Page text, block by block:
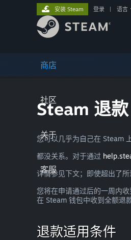
商店
社区
关于
客服
安装 Steam 登录 语言
Steam 退款
您可以几乎为自己在 Steam
都没关系。对于通过
详情参见下文；即使超出了
您将在申请通过后的一周内
在 Steam 钱包中收到全额退
退款适用条件